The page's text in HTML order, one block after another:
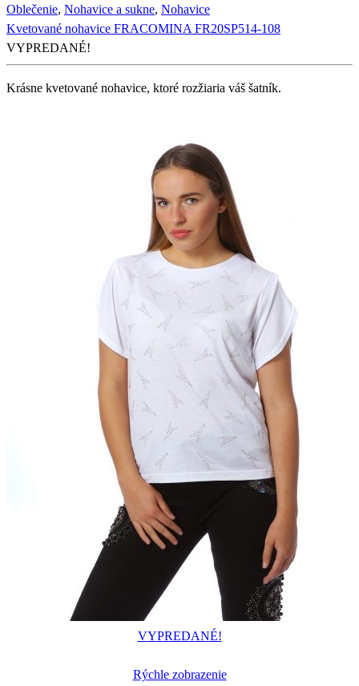
Oblečenie, Nohavice a sukne, Nohavice
Kvetované nohavice FRACOMINA FR20SP514-108
VYPREDANÉ!
Krásne kvetované nohavice, ktoré rozžiaria váš šatník.
VYPREDANÉ!
Rýchle zobrazenie